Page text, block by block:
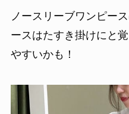
ノースリーブワンピー
ースはたすき掛けにと
やすいかも！